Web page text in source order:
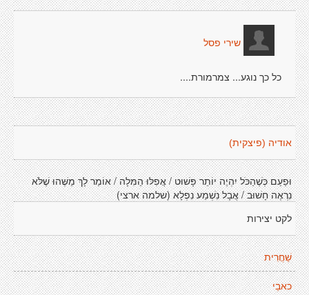
שירי פסל
כל כך נוגע... צמרמורת....
אודיה (פיצקית)
וּפַעַם כְּשֶׁהַכֹּל יִהְיֶה יוֹתֵר פָּשׁוּט / אֲפִלּוּ הַמִּלָה / אוֹמַר לָךְ מַשֶּׁהוּ שֶׁלֹּא
נִרְאֶה חָשׁוּב / אֲבָל נִשְׁמַע נִפְלָא (שלמה ארצי)
לקט יצירות
שַׁחֲרִית
כאבֵי